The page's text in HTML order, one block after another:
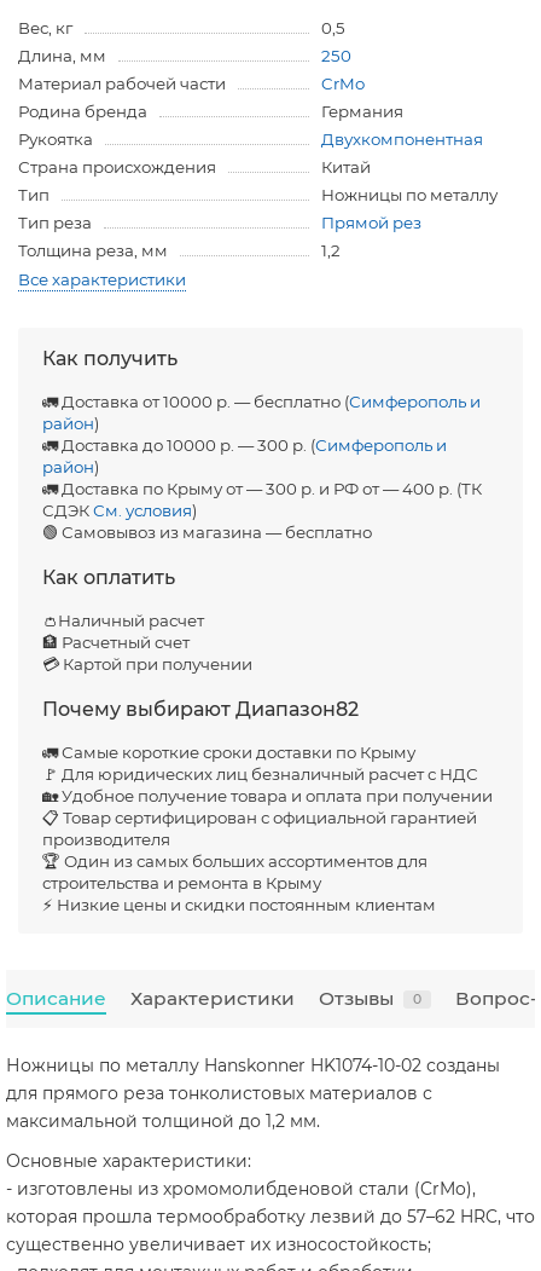
Вес, кг
0,5
Длина, мм
250
Материал рабочей части
CrMo
Родина бренда
Германия
Рукоятка
Двухкомпонентная
Страна происхождения
Китай
Тип
Ножницы по металлу
Тип реза
Прямой рез
Толщина реза, мм
1,2
Все характеристики
Как получить
🚛 Доставка от 10000 р. — бесплатно (Симферополь и
район)
🚛 Доставка до 10000 р. — 300 р. (Симферополь и
район)
🚛 Доставка по Крыму от — 300 р. и РФ от — 400 р. (ТК
СДЭКСм. условия)
🟢 Самовывоз из магазина — бесплатно
Как оплатить
👛Наличный расчет
🏦 Расчетный счет
💳 Картой при получении
Почему выбирают Диапазон82
🚛 Самые короткие сроки доставки по Крыму
🚩 Для юридических лиц безналичный расчет с НДС
🏡 Удобное получение товара и оплата при получении
📋 Товар сертифицирован с официальной гарантией
производителя
🏆 Один из самых больших ассортиментов для
строительства и ремонта в Крыму
⚡ Низкие цены и скидки постоянным клиентам
Описание Характеристики Отзывы 0 Вопрос-
Ножницы по металлу Hanskonner HK1074-10-02 созданы
для прямого реза тонколистовых материалов с
максимальной толщиной до 1,2 мм.
Основные характеристики:
- изготовлены из хромомолибденовой стали (CrMo),
которая прошла термообработку лезвий до 57–62 HRC, что
существенно увеличивает их износостойкость;